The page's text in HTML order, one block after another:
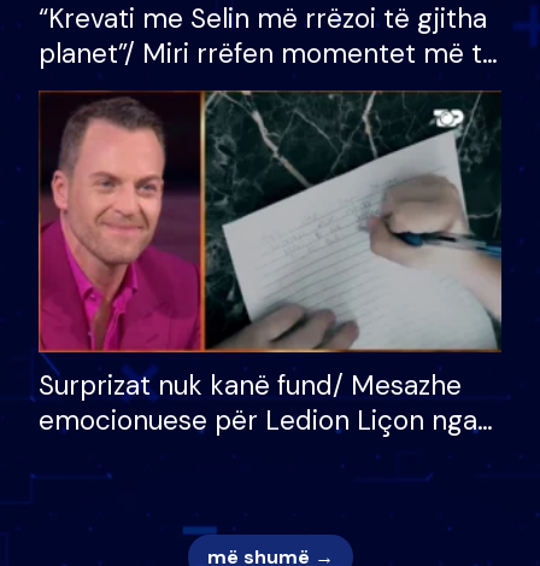
“Krevati me Selin më rrëzoi të gjitha
planet”/ Miri rrëfen momentet më të
bukura në shtëpinë e BB VIP: Do më
mungojë zilja e mëngjesit kur…
Surprizat nuk kanë fund/ Mesazhe
emocionuese për Ledion Liçon nga
nëna dhe fëmijët e tij, moderatori
nuk i mban dot lotët: Nuk meritoj…
më shumë →